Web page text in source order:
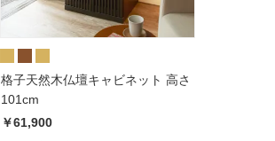
格子天然木仏壇キャビネット 高さ
101cm
￥61,900